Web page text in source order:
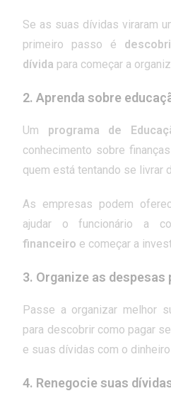
Se as suas dívidas viraram
primeiro passo é
dívida para começar a
2.Aprenda sobre
Um programa de
conhecimento sobre
quem está tentando se livrar
As empresas podem
ajudar o funcionário a
financeiro e começar a
3. Organize as despesas
Passe a organizar melhor
para descobrir como pagar
e suas dívidas com o
4. Renegocie suas